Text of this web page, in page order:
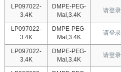
LP097022-
3.4K
DMPE-PEG-
Mal,3.4K
请登录
LP097022-
3.4K
DMPE-PEG-
Mal,3.4K
请登录
LP097022-
3.4K
DMPE-PEG-
Mal,3.4K
请登录